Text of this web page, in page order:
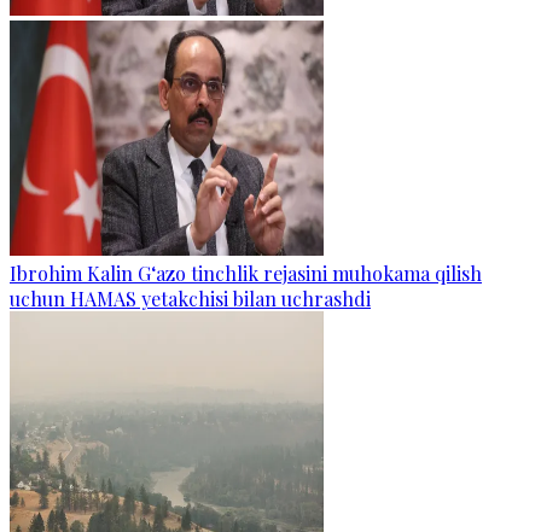
Ibrohim Kalin G‘azo tinchlik rejasini muhokama qilish
uchun HAMAS yetakchisi bilan uchrashdi